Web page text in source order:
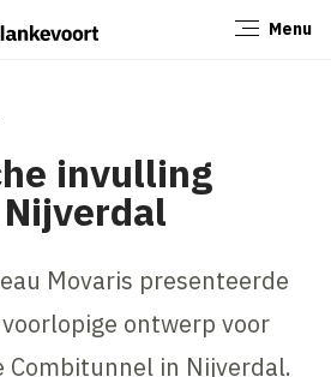
Menu
invulling
Movaris presenteerde
ontwerp voor
Combitunnel in Nijverdal.
Sluiten